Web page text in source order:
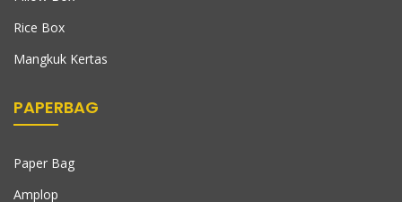
Rice Box
Mangkuk Kertas
PAPERBAG
Paper Bag
Amplop